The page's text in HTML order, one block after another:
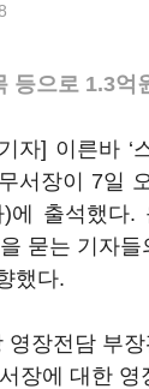
등으로 1.3억
자] 이른바 ‘
서장이 7일
)에 출석했다
묻는 기자들
했다.
영장전담 부
장에 대한 영